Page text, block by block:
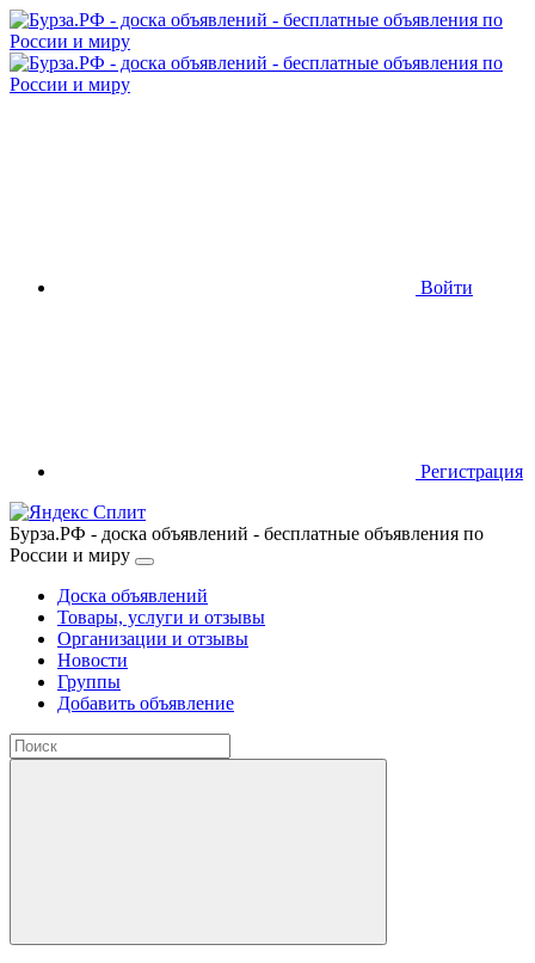
Войти
Регистрация
Бурза.РФ - доска объявлений - бесплатные объявления по
России и миру
Доска объявлений
Товары, услуги и отзывы
Организации и отзывы
Новости
Группы
Добавить объявление